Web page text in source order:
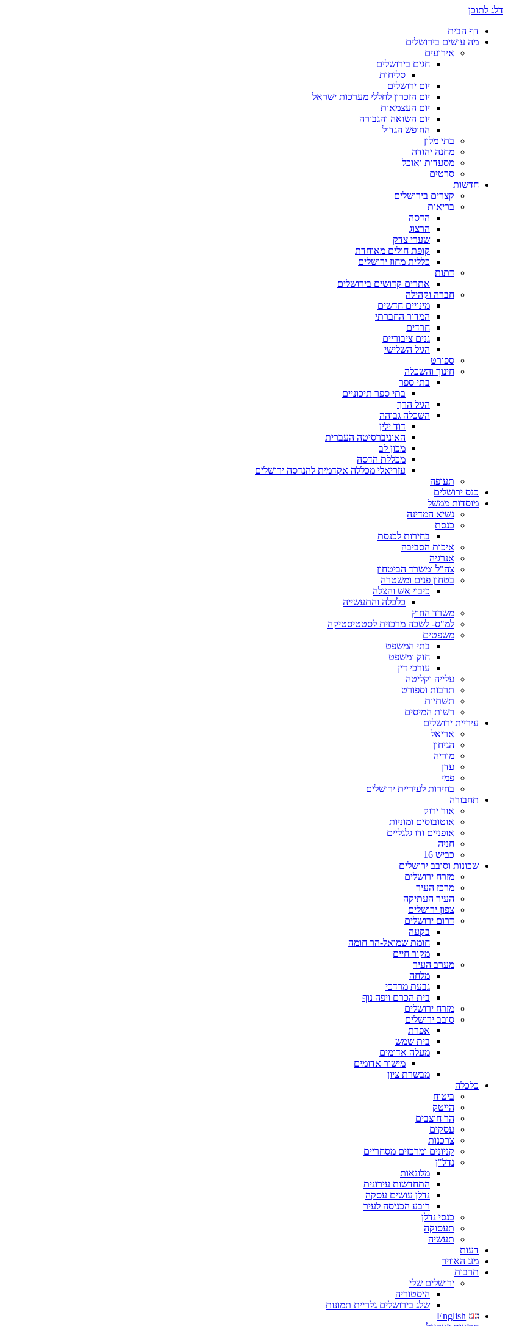
דלג לתוכן
דף הבית
מה עושים בירושלים
אירועים
חגים בירושלים
סליחות
יום ירושלים
יום הזכרון לחללי מערכות ישראל
יום העצמאות
יום השואה והגבורה
החופש הגדול
בתי מלון
מחנה יהודה
מסעדות ואוכל
סרטים
חדשות
קצרים בירושלים
בריאות
הדסה
הרצוג
שערי צדק
קופת חולים מאוחדת
כללית מחוז ירושלים
דתות
אתרים קדושים בירושלים
חברה וקהילה
מינויים חדשים
המדור החברתי
חרדים
גנים ציבוריים
הגיל השלישי
ספורט
חינוך והשכלה
בתי ספר
בתי ספר תיכוניים
הגיל הרך
השכלה גבוהה
דוד ילין
האוניברסיטה העברית
מכון לב
מכללת הדסה
עזריאלי מכללה אקדמית להנדסה ירושלים
תעופה
כנס ירושלים
מוסדות ממשל
נשיא המדינה
כנסת
בחירות לכנסת
איכות הסביבה
אנרגיה
צה"ל ומשרד הביטחון
בטחון פנים ומשטרה
כיבוי אש והצלה
כלכלה והתעשייה
משרד החוץ
למ"ס- לשכה מרכזית לסטטיסטיקה
משפטים
בתי המשפט
חוק ומשפט
עורכי דין
עלייה וקליטה
תרבות וספורט
תשתיות
רשות המיסים
עיריית ירושלים
אריאל
הגיחון
מוריה
עדן
פמי
בחירות לעיריית ירושלים
תחבורה
אור ירוק
אוטובוסים ומוניות
אופניים ודו גלגליים
חניה
כביש 16
שכונות וסובב ירושלים
מזרח ירושלים
מרכז העיר
העיר העתיקה
צפון ירושלים
דרום ירושלים
בקעה
חומת שמואל-הר חומה
מקור חיים
מערב העיר
מלחה
גבעת מרדכי
בית הכרם ויפה נוף
מזרח ירושלים
סובב ירושלים
אפרת
בית שמש
מעלה אדומים
מישור אדומים
מבשרת ציון
כלכלה
ביטוח
הייטק
הר חוצבים
עסקים
צרכנות
קניונים ומרכזים מסחריים
נדל"ן
מלונאות
התחדשות עירונית
נדלן עושים עסקה
רובע הכניסה לעיר
כנסי נדלן
תעסוקה
תעשיה
דעות
מזג האוויר
תרבות
ירושלים שלי
היסטוריה
שלג בירושלים גלריית תמונות
English